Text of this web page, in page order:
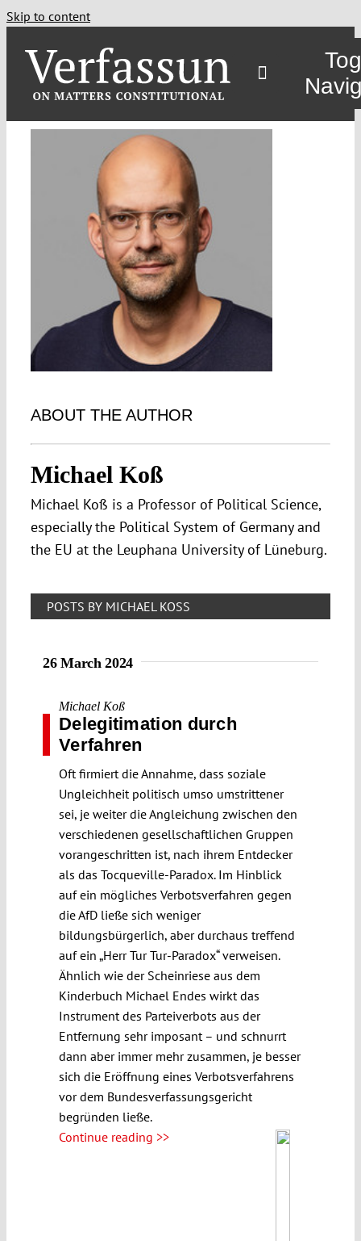
Skip to content
ABOUT THE AUTHOR
Michael Koß
Michael Koß is a Professor of Political Science,
especially the Political System of Germany and
the EU at the Leuphana University of Lüneburg.
POSTS BY MICHAEL KOSS
26 March 2024
Michael Koß
Delegitimation durch
Verfahren
Oft firmiert die Annahme, dass soziale
Ungleichheit politisch umso umstrittener
sei, je weiter die Angleichung zwischen den
verschiedenen gesellschaftlichen Gruppen
vorangeschritten ist, nach ihrem Entdecker
als das Tocqueville-Paradox. Im Hinblick
auf ein mögliches Verbotsverfahren gegen
die AfD ließe sich weniger
bildungsbürgerlich, aber durchaus treffend
auf ein „Herr Tur Tur-Paradox“ verweisen.
Ähnlich wie der Scheinriese aus dem
Kinderbuch Michael Endes wirkt das
Instrument des Parteiverbots aus der
Entfernung sehr imposant – und schnurrt
dann aber immer mehr zusammen, je besser
sich die Eröffnung eines Verbotsverfahrens
vor dem Bundesverfassungsgericht
begründen ließe.
Continue reading >>